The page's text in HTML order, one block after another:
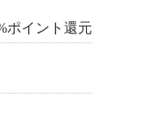
ポイント還元